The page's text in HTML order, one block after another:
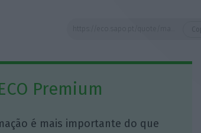
Premium
é mais importante do que